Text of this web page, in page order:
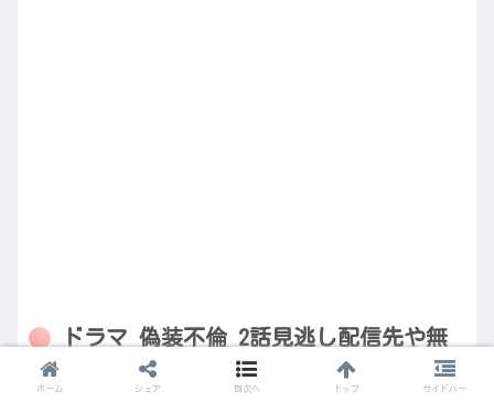
ドラマ 偽装不倫 2話見逃し配信先や無
料動画はある？
ホーム シェア 目次へ トップ サイドバー